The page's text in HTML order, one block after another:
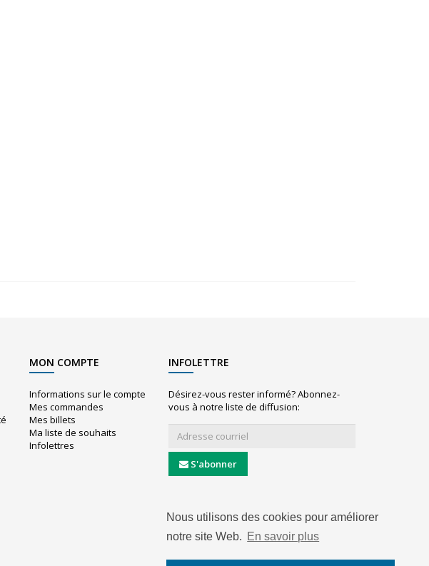
Nous utilisons des cookies pour améliorer
notre site Web. En savoir plus
MON COMPTE
Informations sur le compte
Mes commandes
Mes billets
Ma liste de souhaits
Infolettres
INFOLETTRE
Désirez-vous rester informé? Abonnez-
vous à notre liste de diffusion:
S'abonner